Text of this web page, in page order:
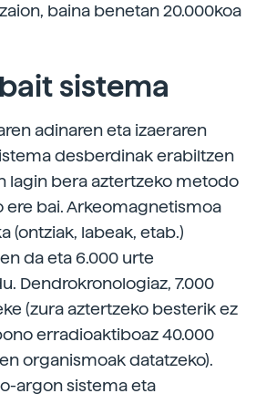
baina benetan 20.000koa
sistema
adinaren eta izaeraren
desberdinak erabiltzen
lagin bera aztertzeko metodo
ere bai. Arkeomagnetismoa
(ontziak, labeak, etab.)
da eta 6.000 urte
Dendrokronologiaz, 7.000
(zura aztertzeko besterik ez
erradioaktiboaz 40.000
organismoak datatzeko).
argon sistema eta